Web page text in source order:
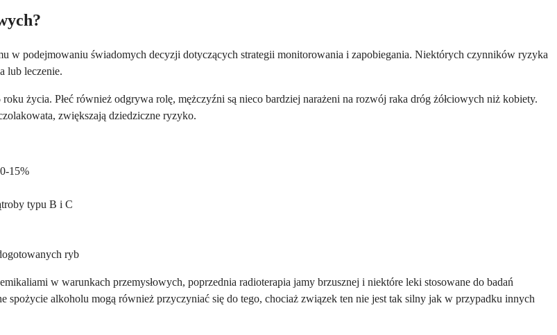
w podejmowaniu świadomych decyzji dotyczących strategii monitorowania i zapobiegania. Niektórych czynników ryzyka
lub leczenie.
życia. Płeć również odgrywa rolę, mężczyźni są nieco bardziej narażeni na rozwój raka dróg żółciowych niż kobiety.
zwiększają dziedziczne ryzyko.
15%
typu B i C
ryb
w warunkach przemysłowych, poprzednia radioterapia jamy brzusznej i niektóre leki stosowane do badań
alkoholu mogą również przyczyniać się do tego, chociaż związek ten nie jest tak silny jak w przypadku innych